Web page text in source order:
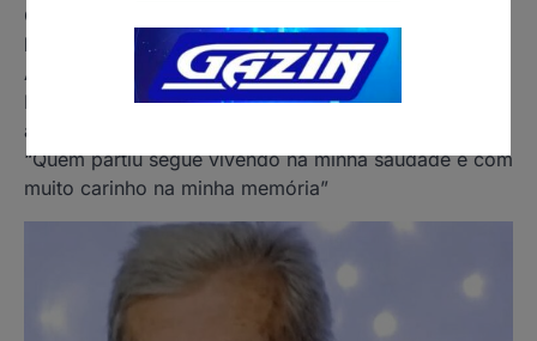
O sepultamento será amanhã 28.06.2026 às 7:00
horas da manhã no Cemitério Municipal Santo
Antonio de Paranaíba.
Nossos respeito e condolências aos familiares e
amigos
“Quem partiu segue vivendo na minha saudade e com
muito carinho na minha memória”